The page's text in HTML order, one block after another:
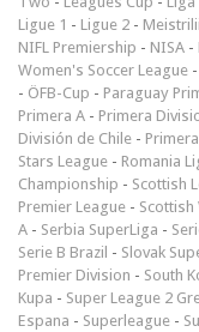
Ligue 1 - Ligue 2 -
NIFL Premiership - NISA -
Women's Soccer League -
- ÖFB-Cup - Paraguay
Primera A - Primera
División de Chile -
Stars League - Romania
Championship - Scottish
Premier League - Scottish
A - Serbia SuperLiga -
Serie B Brazil - Slovak
Premier Division - South
Kupa - Super League 2
Espana - Superleague -